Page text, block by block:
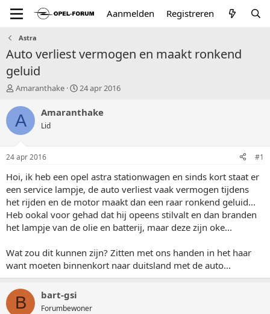
Aanmelden Registreren
Astra
Auto verliest vermogen en maakt ronkend
geluid
T
p
i
a
r
e
r
Amaranthake
S
a
u
24 apr 2016
A Amaranthake
Lid
24 apr 2016 #1
Hoi, ik heb een opel astra stationwagen en sinds kort staat er
een service lampje, de auto verliest vaak vermogen tijdens
het rijden en de motor maakt dan een raar ronkend geluid...
Heb ookal voor gehad dat hij opeens stilvalt en dan branden
het lampje van de olie en batterij, maar deze zijn oke...
Wat zou dit kunnen zijn? Zitten met ons handen in het haar
want moeten binnenkort naar duitsland met de auto...
B bart-gsi
Forumbewoner